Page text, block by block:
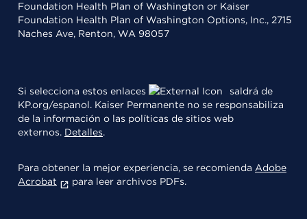
Foundation Health Plan of Washington or Kaiser
Foundation Health Plan of Washington Options, Inc., 2715
Naches Ave, Renton, WA 98057
Si selecciona estos enlaces
saldrá de
KP.org/espanol. Kaiser Permanente no se responsabiliza
de la información o las políticas de sitios web
externos. Detalles.
Para obtener la mejor experiencia, se recomienda Adobe
Acrobat
para leer archivos PDFs.